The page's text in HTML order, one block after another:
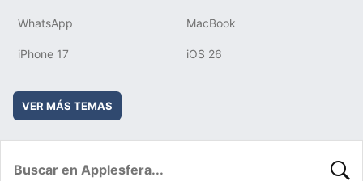
WhatsApp MacBook
iPhone 17 iOS 26
VER MÁS TEMAS